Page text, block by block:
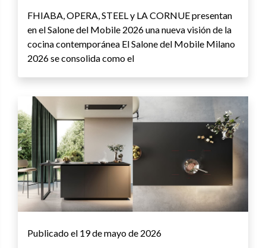
FHIABA, OPERA, STEEL y LA CORNUE presentan
en el Salone del Mobile 2026 una nueva visión de la
cocina contemporánea El Salone del Mobile Milano
2026 se consolida como el
Publicado el 19 de mayo de 2026